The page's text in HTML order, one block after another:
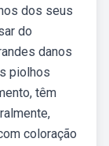
dos seus
do
danos
piolhos
têm
coloração